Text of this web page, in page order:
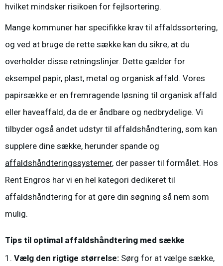
hvilket mindsker risikoen for fejlsortering.
Mange kommuner har specifikke krav til affaldssortering,
og ved at bruge de rette sække kan du sikre, at du
overholder disse retningslinjer. Dette gælder for
eksempel papir, plast, metal og organisk affald. Vores
papirsække er en fremragende løsning til organisk affald
eller haveaffald, da de er åndbare og nedbrydelige. Vi
tilbyder også andet udstyr til affaldshåndtering, som kan
supplere dine sække, herunder spande og
affaldshåndteringssystemer, der passer til formålet. Hos
Rent Engros har vi en hel kategori dedikeret til
affaldshåndtering for at gøre din søgning så nem som
mulig.
Tips til optimal affaldshåndtering med sække
Vælg den rigtige størrelse:Sørg for at vælge sække,